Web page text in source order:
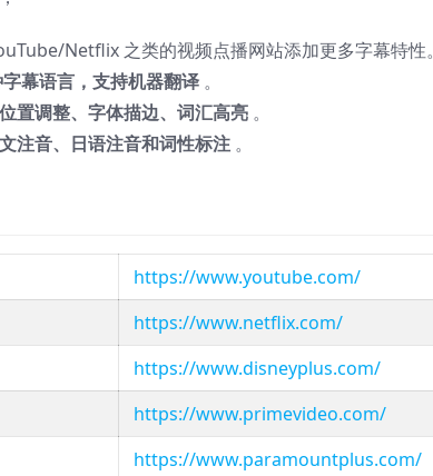
Netflix 之类的视频点播网站添加更多字幕特性。
幕语言，支持机器翻译 。
置调整、字体描边、词汇高亮 。
注音、日语注音和词性标注 。
https://www.youtube.com/
https://www.netflix.com/
https://www.disneyplus.com/
https://www.primevideo.com/
https://www.paramountplus.com/